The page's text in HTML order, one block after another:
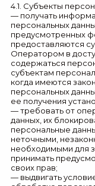
4.1. Субъекты
— получать
персональных
предусмотренных
предоставляются
Оператором в
содержаться
субъектам
когда имеются
персональных
ее получения
— требовать от
данных, их
персональные
неточными,
необходимыми для
принимать
своих прав;
— выдвигать